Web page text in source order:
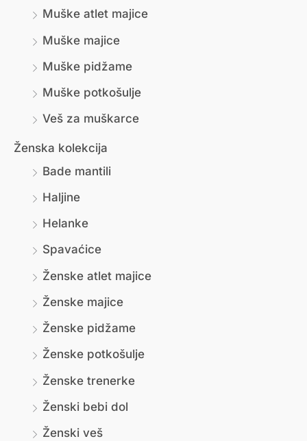
Muške atlet majice
Muške majice
Muške pidžame
Muške potkošulje
Veš za muškarce
Ženska kolekcija
Bade mantili
Haljine
Helanke
Spavaćice
Ženske atlet majice
Ženske majice
Ženske pidžame
Ženske potkošulje
Ženske trenerke
Ženski bebi dol
Ženski veš